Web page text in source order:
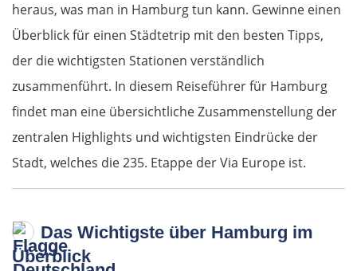
heraus, was man in Hamburg tun kann. Gewinne einen
Überblick für einen Städtetrip mit den besten Tipps,
der die wichtigsten Stationen verständlich
zusammenführt. In diesem Reiseführer für Hamburg
findet man eine übersichtliche Zusammenstellung der
zentralen Highlights und wichtigsten Eindrücke der
Stadt, welches die 235. Etappe der Via Europe ist.
Das Wichtigste über Hamburg im
Überblick